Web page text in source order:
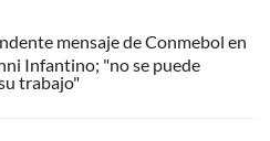
mensaje de Conmebol en
Infantino; "no se puede
trabajo"